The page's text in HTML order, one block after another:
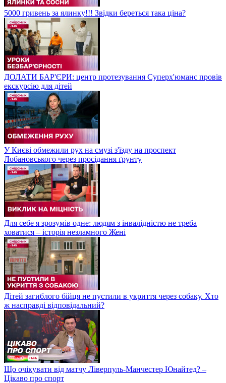
5000 гривень за ялинку!!! Звідки береться така ціна?
ДОЛАТИ БАР'ЄРИ: центр протезування Суперх'юманс провів
екскурсію для дітей
У Києві обмежили рух на смузі з'їзду на проспект
Лобановського через просідання ґрунту
Для себе я зрозумів одне: людям з інвалідністю не треба
ховатися – історія незламного Жені
Дітей загиблого бійця не пустили в укриття через собаку. Хто
ж насправді відповідальний?
Що очікувати від матчу Ліверпуль-Манчестер Юнайтед? –
Цікаво про спорт